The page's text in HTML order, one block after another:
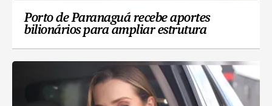
Porto de Paranaguá recebe aportes
bilionários para ampliar estrutura